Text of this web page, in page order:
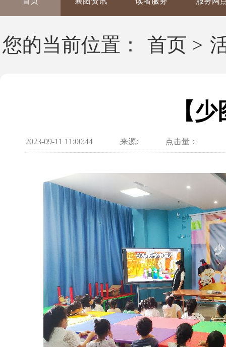
您的当前位置： 首页 >
【
2023-09-11 11:00:44 来源: 点击量：